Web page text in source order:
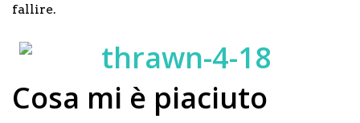
fallire.
Cosa mi è piaciuto